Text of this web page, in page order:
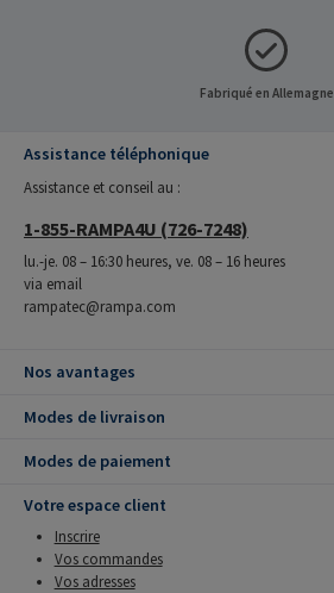
Fabriqué en Allemagne
Assistance téléphonique
Assistance et conseil au :
1-855-RAMPA4U (726-7248)
lu.-je. 08 – 16:30 heures, ve. 08 – 16 heures
via email
rampatec@rampa.com
Nos avantages
Modes de livraison
Modes de paiement
Votre espace client
Inscrire
Vos commandes
Vos adresses